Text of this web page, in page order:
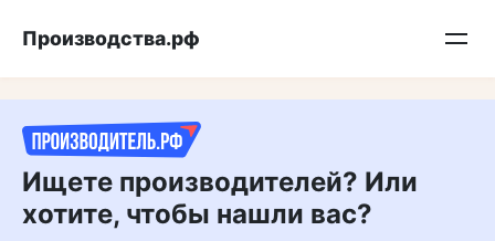
Подписывайтесь на нас в MAX
Производства.рф
Ищете производителей? Или
хотите, чтобы нашли вас?